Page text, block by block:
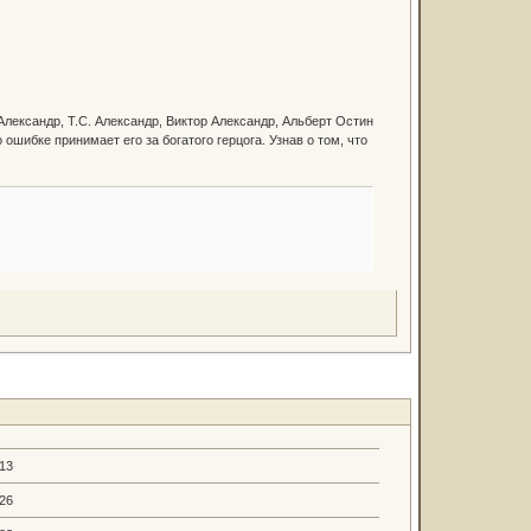
Т.С. Александр, Виктор Александр, Альберт Остин
принимает его за богатого герцога. Узнав о том, что